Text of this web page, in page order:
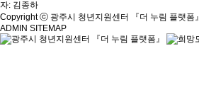
자: 김종하
Copyright ⓒ 광주시 청년지원센터 『더 누림 플랫폼』
ADMIN SITEMAP